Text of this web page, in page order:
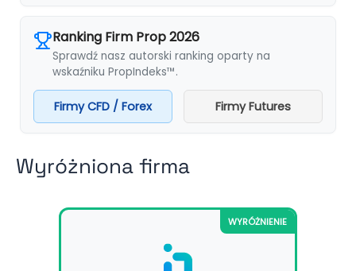
Ranking Firm Prop 2026
Sprawdź nasz autorski ranking oparty na
wskaźniku PropIndeks™.
Firmy CFD / Forex Firmy Futures
Wyróżniona firma
WYRÓŻNIENIE